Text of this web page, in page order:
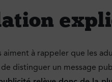
à rappeler que les
distinguer un message